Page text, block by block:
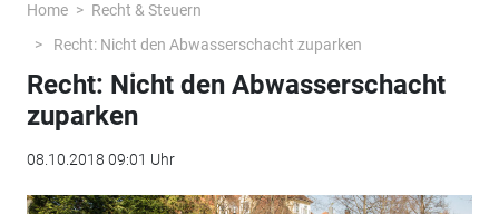
Home
Recht & Steuern
Recht: Nicht den Abwasserschacht zuparken
Recht: Nicht den Abwasserschacht
zuparken
08.10.2018 09:01 Uhr